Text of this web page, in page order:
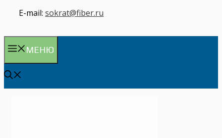
E-mail: sokrat@fiber.ru
МЕНЮ